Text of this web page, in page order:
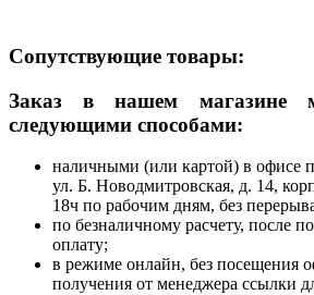
Сопутствующие товары:
Заказ в нашем магазине
следующими способами:
наличными (или картой) в офисе
ул. Б. Новодмитровская, д. 14,
18ч по рабочим дням, без
по безналичному расчету, после
оплату;
в режиме онлайн, без посещения
получения от менеджера ссылки